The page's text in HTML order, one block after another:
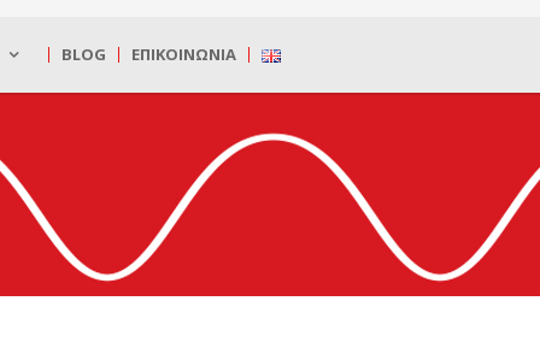
BLOG ΕΠΙΚΟΙΝΩΝΊΑ